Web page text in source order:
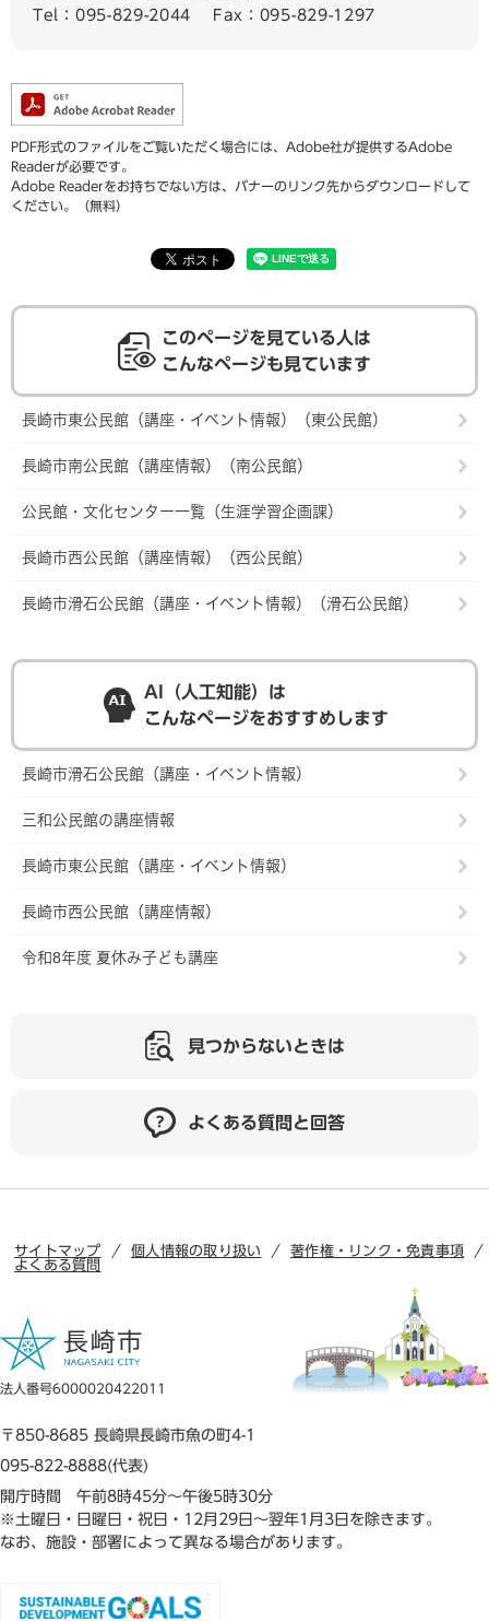
Tel：095-829-2044
Fax：095-829-1297
PDF形式のファイルをご覧いただく場合には、Adobe社が提供するAdobe
Readerが必要です。
Adobe Readerをお持ちでない方は、バナーのリンク先からダウンロードして
ください。（無料）
このページを見ている人は
こんなページも見ています
長崎市東公民館（講座・イベント情報）（東公民館）
長崎市南公民館（講座情報）（南公民館）
公民館・文化センター一覧（生涯学習企画課）
長崎市西公民館（講座情報）（西公民館）
長崎市滑石公民館（講座・イベント情報）（滑石公民館）
AI（人工知能）は
こんなページをおすすめします
長崎市滑石公民館（講座・イベント情報）
三和公民館の講座情報
長崎市東公民館（講座・イベント情報）
長崎市西公民館（講座情報）
令和8年度 夏休み子ども講座
見つからないときは
よくある質問と回答
サイトマップ 個人情報の取り扱い
著作権・リンク・免責事項
よくある質問
法人番号6000020422011
〒850-8685 長崎県長崎市魚の町4-1
095-822-8888(代表)
開庁時間 午前8時45分～午後5時30分
※土曜日・日曜日・祝日・12月29日～翌年1月3日を除きます。
なお、施設・部署によって異なる場合があります。